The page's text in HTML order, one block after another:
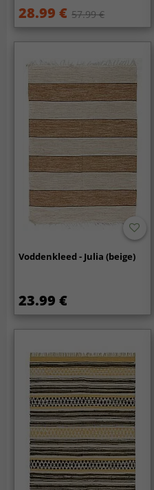
28.99 € 57.99 €
Voddenkleed - Julia (beige)
23.99 €